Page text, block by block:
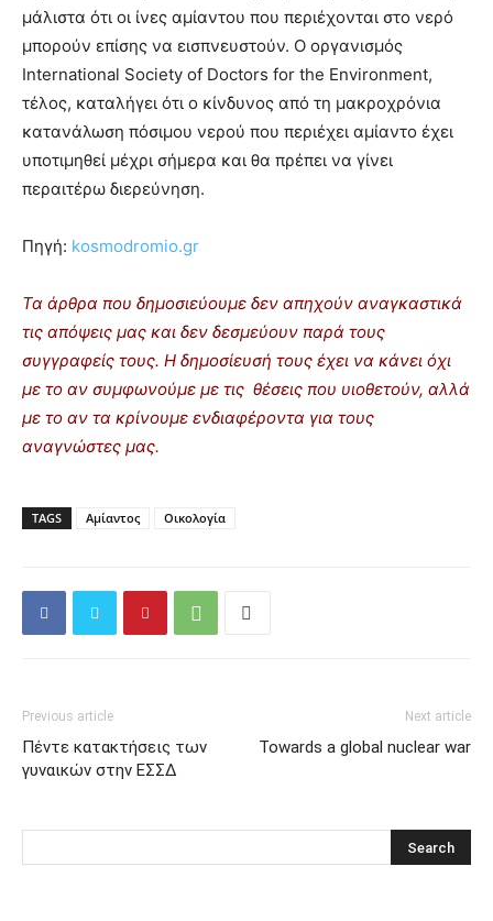
μάλιστα ότι οι ίνες αμίαντου που περιέχονται στο νερό
μπορούν επίσης να εισπνευστούν. Ο οργανισμός
International Society of Doctors for the Environment,
τέλος, καταλήγει ότι ο κίνδυνος από τη μακροχρόνια
κατανάλωση πόσιμου νερού που περιέχει αμίαντο έχει
υποτιμηθεί μέχρι σήμερα και θα πρέπει να γίνει
περαιτέρω διερεύνηση.
Πηγή: kosmodromio.gr
Τα άρθρα που δημοσιεύουμε δεν απηχούν αναγκαστικά
τις απόψεις μας και δεν δεσμεύουν παρά τους
συγγραφείς τους. Η δημοσίευσή τους έχει να κάνει όχι
με το αν συμφωνούμε με τις θέσεις που υιοθετούν, αλλά
με το αν τα κρίνουμε ενδιαφέροντα για τους
αναγνώστες μας.
TAGS Αμίαντος Οικολογία
Previous article
Πέντε κατακτήσεις των
γυναικών στην ΕΣΣΔ
Next article
Towards a global nuclear war